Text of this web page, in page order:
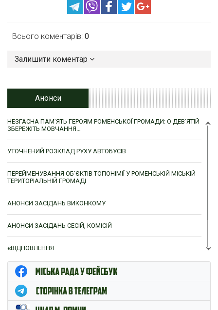
Всього коментарів: 0
Залишити коментар
Анонси
НЕЗГАСНА ПАМ’ЯТЬ ГЕРОЯМ РОМЕНСЬКОЇ ГРОМАДИ: О ДЕВ’ЯТІЙ
ЗБЕРЕЖІТЬ МОВЧАННЯ…
УТОЧНЕНИЙ РОЗКЛАД РУХУ АВТОБУСІВ
ПЕРЕЙМЕНУВАННЯ ОБ’ЄКТІВ ТОПОНІМІЇ У РОМЕНСЬКІЙ МІСЬКІЙ
ТЕРИТОРІАЛЬНІЙ ГРОМАДІ
АНОНСИ ЗАСІДАНЬ ВИКОНКОМУ
АНОНСИ ЗАСІДАНЬ СЕСІЙ, КОМІСІЙ
єВІДНОВЛЕННЯ
ЦНАП м. Ромни